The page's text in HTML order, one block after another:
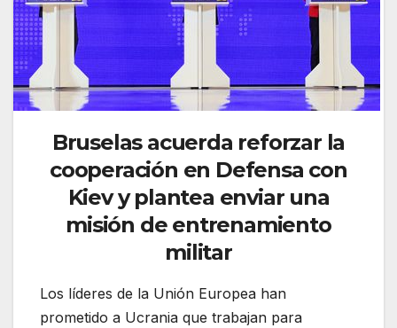
Bruselas acuerda reforzar la
cooperación en Defensa con
Kiev y plantea enviar una
misión de entrenamiento
militar
Los líderes de la Unión Europea han
prometido a Ucrania que trabajan para